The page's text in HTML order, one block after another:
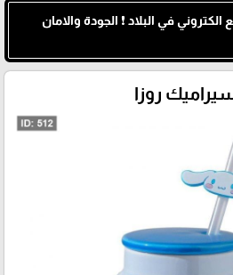
في البلاد ❗ الجودة والامان
روزا